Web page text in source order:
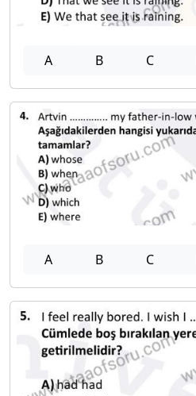
A B C
A B C